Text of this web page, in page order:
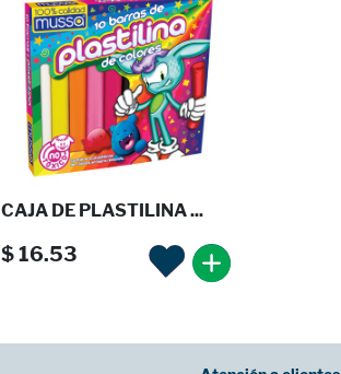
CAJA DE PLASTILINA ...
$ 16.53